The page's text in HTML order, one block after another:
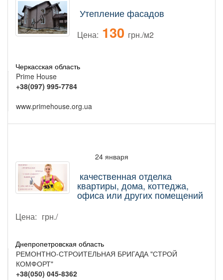
Утепление фасадов
Цена: 130 грн./м2
Черкасская область
Prime House
+38(097) 995-7784
www.primehouse.org.ua
24 января
качественная отделка
квартиры, дома, коттеджа,
офиса или других помещений
Цена: грн./
Днепропетровская область
РЕМОНТНО-СТРОИТЕЛЬНАЯ БРИГАДА "СТРОЙ
КОМФОРТ"
+38(050) 045-8362